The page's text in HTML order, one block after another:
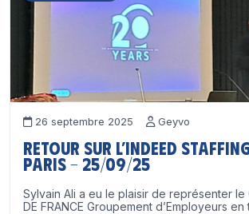
26 septembre 2025 Geyvo
Retour sur l’Indeed
Paris – 25/09/25
Sylvain Ali a eu le plaisir de représenter le
DE FRANCE Groupement d’Employeurs en